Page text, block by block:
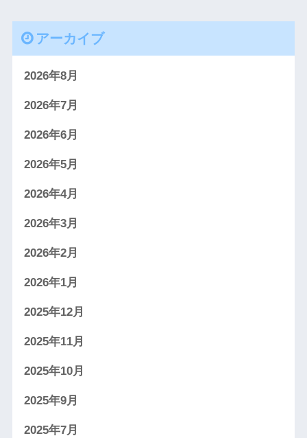
アーカイブ
2026年8月
2026年7月
2026年6月
2026年5月
2026年4月
2026年3月
2026年2月
2026年1月
2025年12月
2025年11月
2025年10月
2025年9月
2025年7月